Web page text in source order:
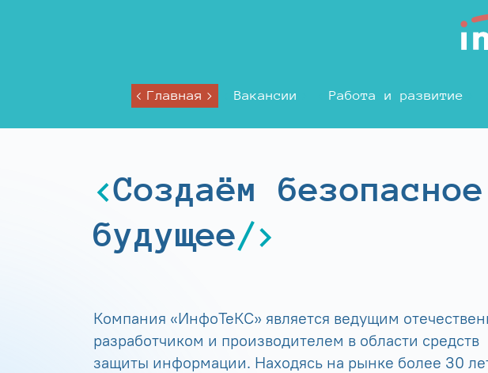
Главная Вакансии Работа и развитие
Создаём безопасное
будущее
Компания «ИнфоТеКС» является ведущим
разработчиком и производителем в области средств
защиты информации. Находясь на рынке более 30